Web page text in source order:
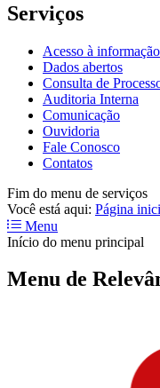
Serviços
Acesso à informação
Dados abertos
Consulta de
Auditoria Interna
Comunicação
Ouvidoria
Fale Conosco
Contatos
Fim do menu de serviços
Você está aqui: Página
Menu
Início do menu principal
Menu de